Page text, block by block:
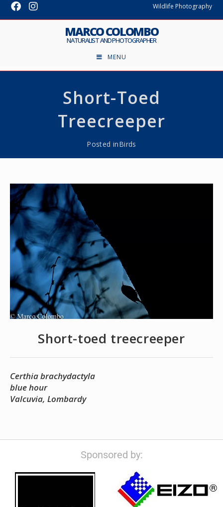
Wildlife Photography
MARCO COLOMBO
NATURALIST AND PHOTOGRAPHER
MENU
Short-Toed
Treecreeper
Posted inBirds
Short-toed treecreeper
Certhia brachydactyla
blue hour
Valcuvia, Lombardy
Sponsored by: